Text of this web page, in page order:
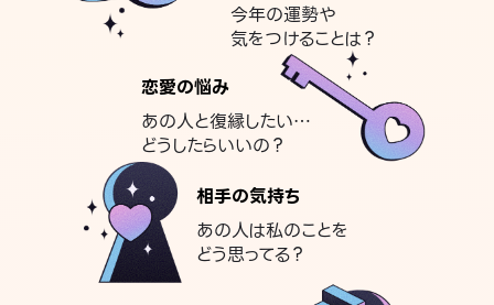
今年の運勢や
気をつけることは？
恋愛の悩み
あの人と復縁したい…
どうしたらいいの？
相手の気持ち
あの人は私のことを
どう思ってる？